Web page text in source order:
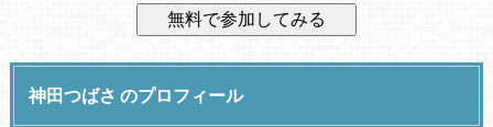
神田つばさ のプロフィール